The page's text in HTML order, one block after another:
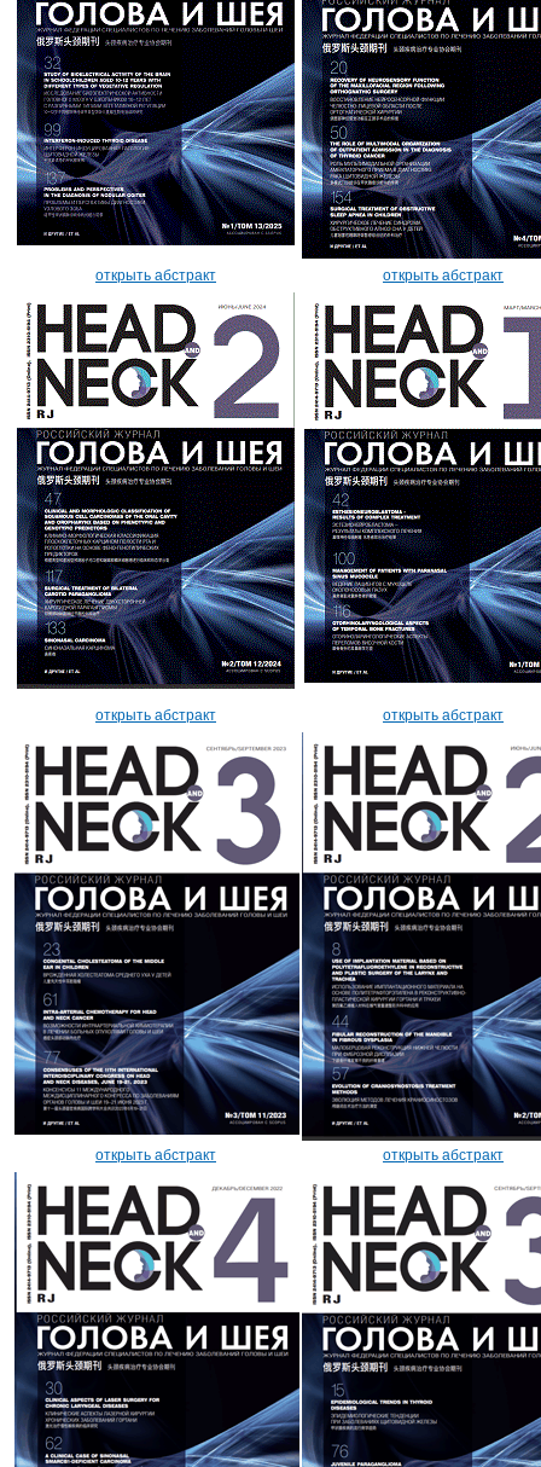
открыть абстракт открыть абстракт
открыть абстракт открыть абстракт
открыть абстракт открыть абстракт